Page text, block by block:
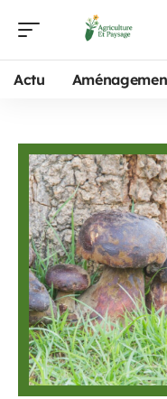
Actu